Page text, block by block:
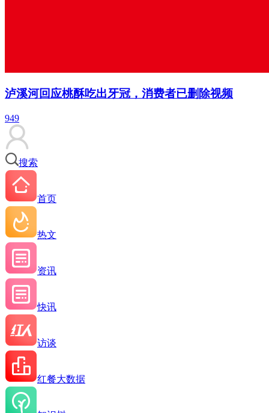
泸溪河回应桃酥吃出牙冠，消费者已删除视频
949
搜索
首页
热文
资讯
快讯
访谈
红餐大数据